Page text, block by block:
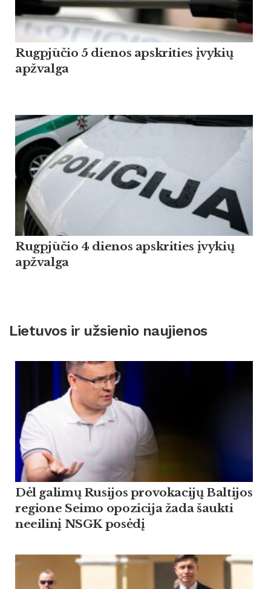
Rugpjūčio 5 dienos apskrities įvykių
apžvalga
Rugpjūčio 4 dienos apskrities įvykių
apžvalga
Lietuvos ir užsienio naujienos
Dėl galimų Rusijos provokacijų Baltijos
regione Seimo opozicija žada šaukti
neeilinį NSGK posėdį